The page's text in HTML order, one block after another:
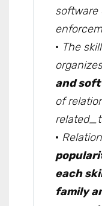
software
· The
and
of
·
each
family